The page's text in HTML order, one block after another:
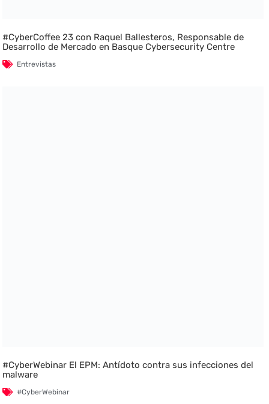
#CyberCoffee 23 con Raquel Ballesteros, Responsable de
Desarrollo de Mercado en Basque Cybersecurity Centre
Entrevistas
#CyberWebinar El EPM: Antídoto contra sus infecciones del
malware
#CyberWebinar